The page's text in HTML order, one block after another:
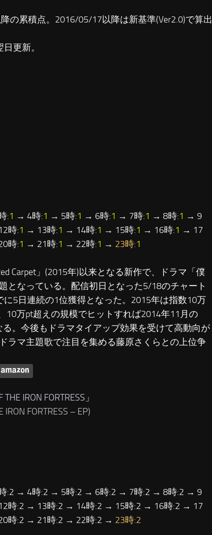
の累積点。2016/05/17以降は新基準(Ver2.0)で算出
更新。
:1 → 4時:1 → 5時:1 → 6時:1 → 7時:1 → 8時:1 → 9
時:1 → 13時:1 → 14時:1 → 15時:1 → 16時:1 → 17
時:1 → 21時:1 → 22時:1 → 23時:1
Carpet」(2015年)以来となる新作で、ドラマ「僕
となっている。配信初日となった5/18のチャート
5日連続の1位獲得となった。2015年は指数10万
10万pt超えの規模でヒットすれば2014年11月の
る。今後もドラマタイアップ効果を受けて高動向が
ラマ主題歌で注目を集める藤原さくらとの上位争
THE IRON FORTRESS 」
FORTRESS – EP)
:2 → 4時:2 → 5時:2 → 6時:2 → 7時:2 → 8時:2 → 9
時:2 → 13時:2 → 14時:2 → 15時:2 → 16時:2 → 17
時:2 → 21時:2 → 22時:2 → 23時:2